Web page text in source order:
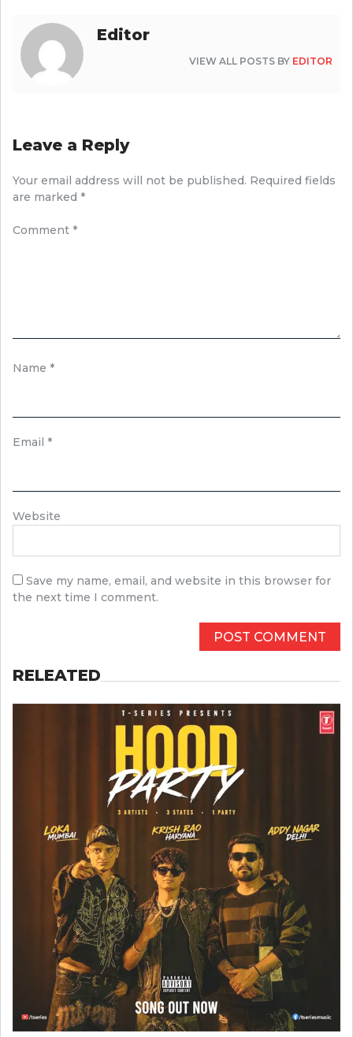
Editor
VIEW ALL POSTS BY EDITOR
Leave a Reply
Your email address will not be published. Required fields
are marked *
Comment *
Name *
Email *
Website
Save my name, email, and website in this browser for
the next time I comment.
RELEATED